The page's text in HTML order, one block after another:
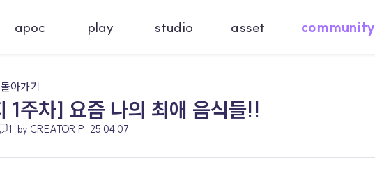
apoc play studio asset community
아가기
1주차] 요즘 나의 최애 음식들!!
1 by CREATOR P 25.04.07